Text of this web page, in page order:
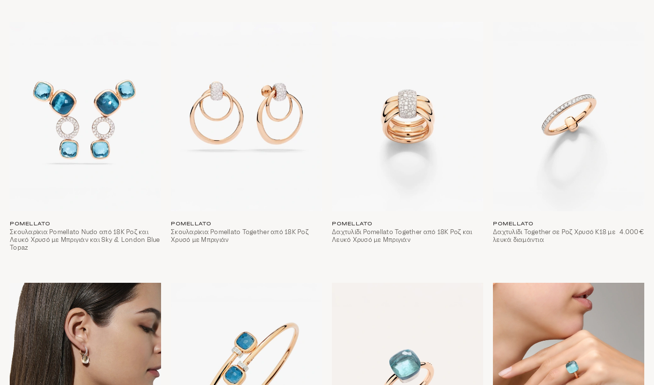
POMELLATO
Σκουλαρίκια Pomellato Nudo από 18Κ Ροζ και
Λευκό Χρυσό με Μπριγιάν και Sky & London Blue
Topaz
POMELLATO
Σκουλαρίκια Pomellato Together από 18Κ Ροζ
Χρυσό με Μπριγιάν
POMELLATO
Δαχτυλίδι Pomellato Together από 18Κ Ροζ και
Λευκό Χρυσό με Μπριγιάν
POMELLATO
Δαχτυλίδι Together σε Ροζ Χρυσό Κ18 με
λευκά διαμάντια
4.000€